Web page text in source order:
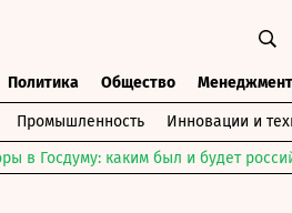
Политика Общество Менеджмент
Промышленность Инновации и
в Госдуму: каким был и будет